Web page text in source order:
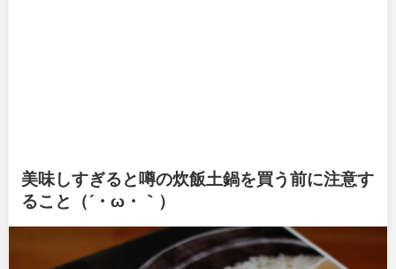
美味しすぎると噂の炊飯土鍋を買う前に注意す
ること（´・ω・｀）